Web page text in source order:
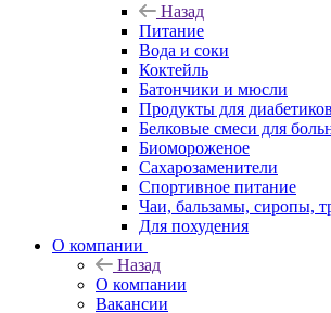
Назад
Питание
Вода и соки
Коктейль
Батончики и мюсли
Продукты для диабетиков
Белковые смеси для
Биомороженое
Сахарозаменители
Спортивное питание
Чаи, бальзамы, сиропы,
Для похудения
О компании
Назад
О компании
Вакансии